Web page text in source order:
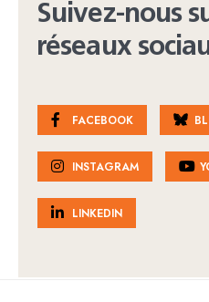
Suivez-nous
réseaux
FACEBOOK
INSTAGRAM
LINKEDIN